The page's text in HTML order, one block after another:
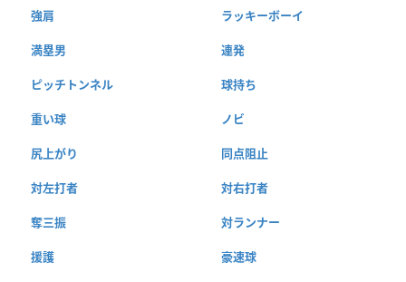
強肩 ラッキーボーイ
満塁男 連発
ピッチトンネル 球持ち
重い球 ノビ
尻上がり 同点阻止
対左打者 対右打者
奪三振 対ランナー
援護 豪速球